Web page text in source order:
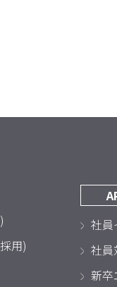
用)
社員
社員
新卒